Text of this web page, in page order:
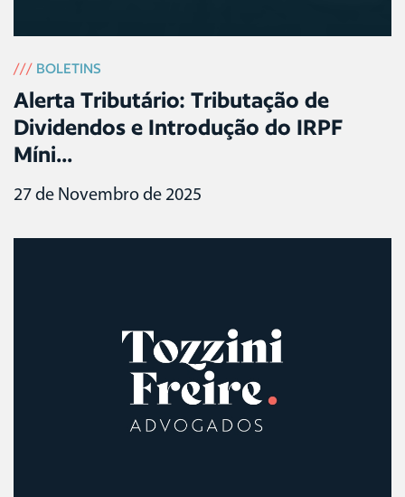
/// BOLETINS
Alerta Tributário: Tributação de
Dividendos e Introdução do IRPF
Míni...
27 de Novembro de 2025